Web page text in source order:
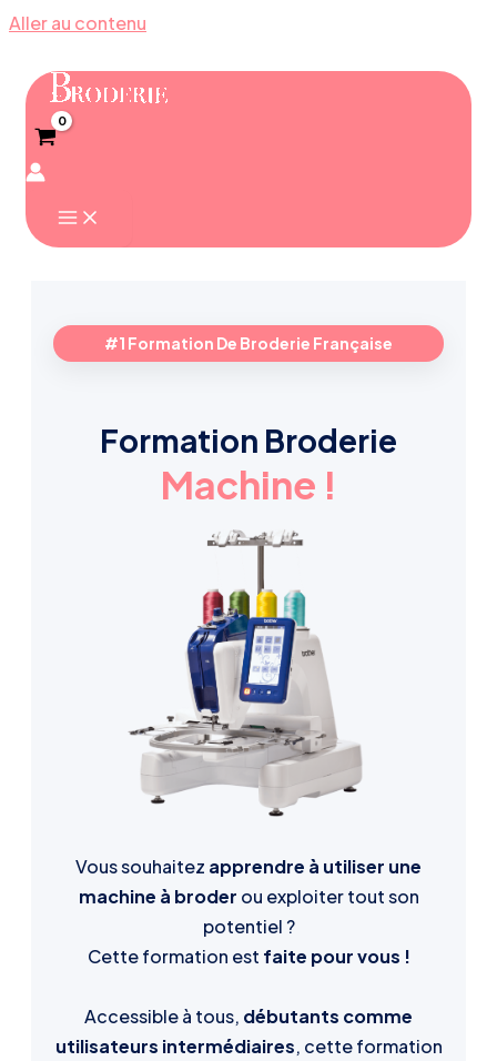
Aller au contenu
#1 Formation De Broderie Française
Formation Broderie
Machine !
Vous souhaitez apprendre à utiliser une
machine à broder ou exploiter tout son
potentiel ?
Cette formation est faite pour vous !
Accessible à tous, débutants comme
utilisateurs intermédiaires, cette formation